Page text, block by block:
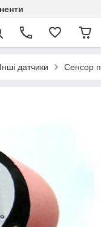
Інші датчики Сенсор